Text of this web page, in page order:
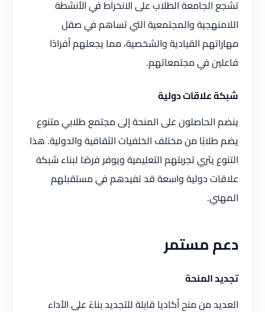
تشجع الجامعة الطلاب على الانخراط في الأنشطة
اللامنهجية والمجتمعية التي تساهم في صقل
مهاراتهم القيادية والشخصية، مما يجعلهم أفرادًا
فاعلين في مجتمعاتهم.
شبكة علاقات دولية
ينضم الحاصلون على المنحة إلى مجتمع طلابي متنوع
يضم طلابًا من مختلف الخلفيات الثقافية والدولية. هذا
التنوع يثري تجربتهم التعليمية ويوفر فرصًا لبناء شبكة
علاقات دولية واسعة قد تفيدهم في مستقبلهم
المهني.
دعم مستمر
تجديد المنحة
العديد من منح أكاديا قابلة للتجديد بناءً على الأداء